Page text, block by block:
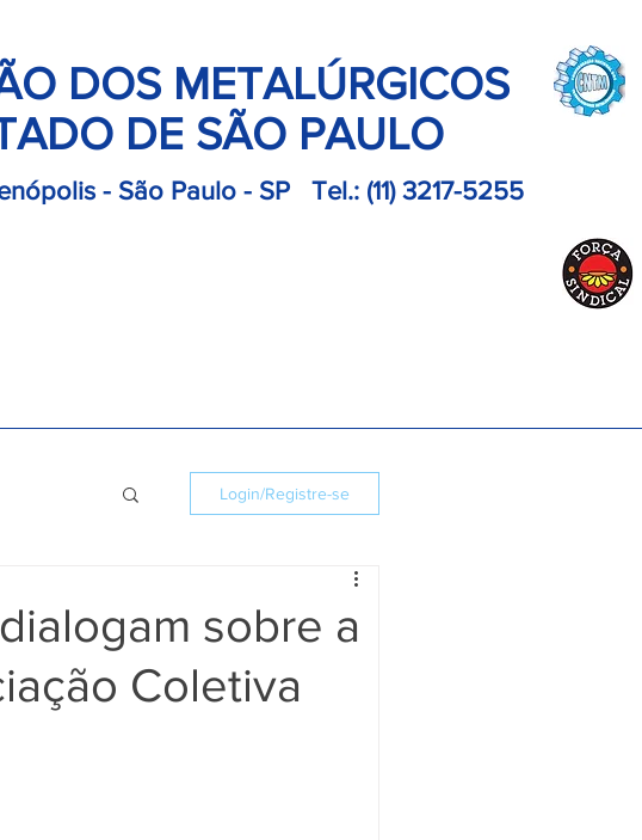
DOS METALÚRGICOS
DE SÃO PAULO
- São Paulo - SP Tel.: (11) 3217-5255
Login/Registre-se
sobre a
Coletiva